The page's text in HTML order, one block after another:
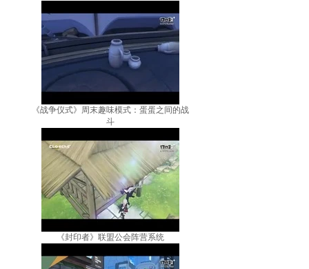
《战争仪式》周末趣味模式：蛋蛋之间的战
斗
《封印者》联盟公会阵营系统